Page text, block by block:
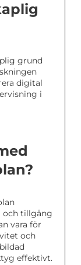
grund
digital
i
och tillgång
vara för
och
effektivt.